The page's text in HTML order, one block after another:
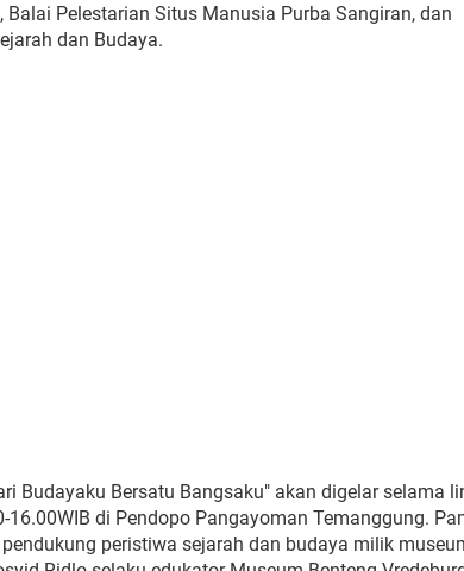
Pelestarian Situs Manusia Purba Sangiran, dan
dan Budaya.
Budayaku Bersatu Bangsaku" akan digelar selama
di Pendopo Pangayoman Temanggung.
peristiwa sejarah dan budaya milik